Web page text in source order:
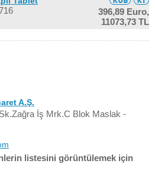
396,89 Euro,
11073,73 TL
A.Ş.
İş Mrk.C Blok Maslak -
listesini görüntülemek için